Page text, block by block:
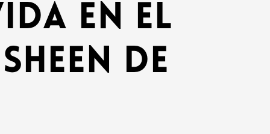
en el
de